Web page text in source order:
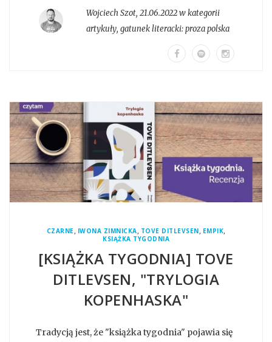
Wojciech Szot, 21.06.2022 w kategorii
artykuły, gatunek literacki:proza polska
CZARNE, IWONA ZIMNICKA, TOVE DITLEVSEN, EMPIK,
KSIĄŻKA TYGODNIA
[KSIĄŻKA TYGODNIA] TOVE
DITLEVSEN, "TRYLOGIA
KOPENHASKA"
Tradycją jest, że "książka tygodnia" pojawia się